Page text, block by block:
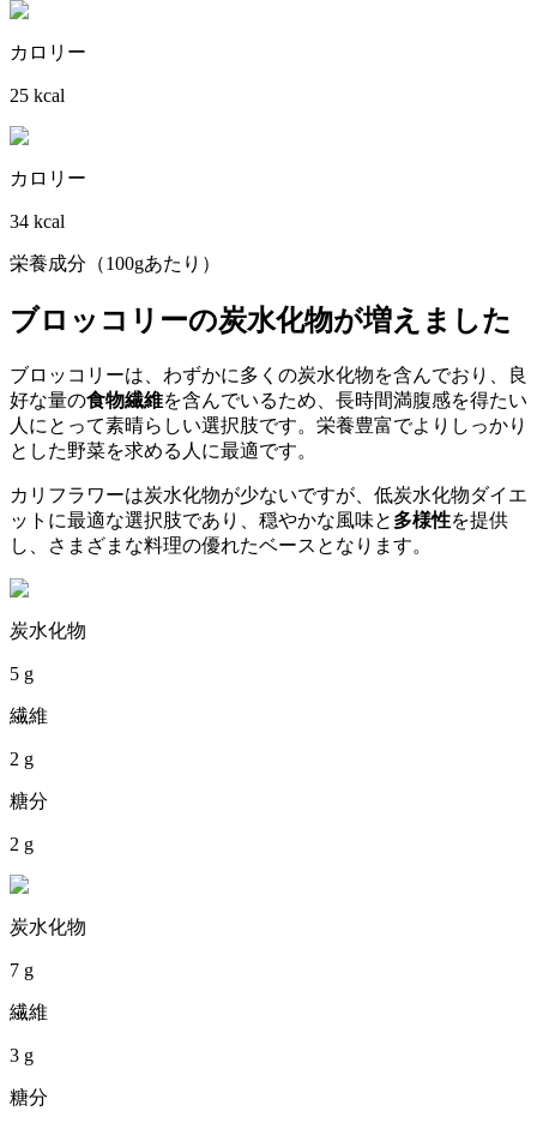
カロリー
25 kcal
カロリー
34 kcal
栄養成分（100gあたり）
ブロッコリーの炭水化物が増えました
ブロッコリーは、わずかに多くの炭水化物を含んでおり、良
好な量の食物繊維を含んでいるため、長時間満腹感を得たい
人にとって素晴らしい選択肢です。栄養豊富でよりしっかり
とした野菜を求める人に最適です。
カリフラワーは炭水化物が少ないですが、低炭水化物ダイエ
ットに最適な選択肢であり、穏やかな風味と 多様性を提供
し、さまざまな料理の優れたベースとなります。
炭水化物
5 g
繊維
2 g
糖分
2 g
炭水化物
7 g
繊維
3 g
糖分